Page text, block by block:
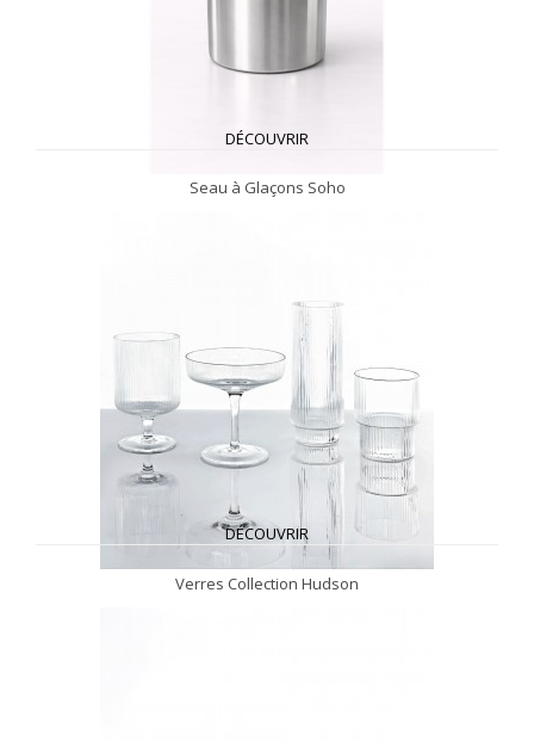
DÉCOUVRIR
Seau à Glaçons Soho
DÉCOUVRIR
Verres Collection Hudson